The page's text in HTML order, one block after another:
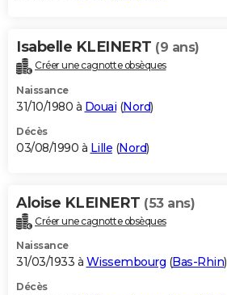
Isabelle KLEINERT (9 ans)
Créer une cagnotte obsèques
Naissance
31/10/1980 à Douai (Nord)
Décès
03/08/1990 à Lille (Nord)
Aloise KLEINERT (53 ans)
Créer une cagnotte obsèques
Naissance
31/03/1933 à Wissembourg (Bas-Rhin)
Décès